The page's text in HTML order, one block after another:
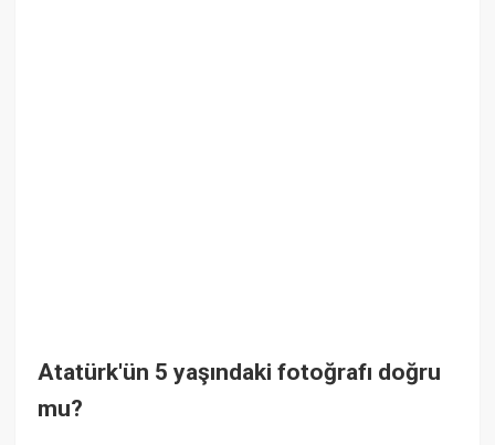
Atatürk'ün 5 yaşındaki fotoğrafı doğru
mu?